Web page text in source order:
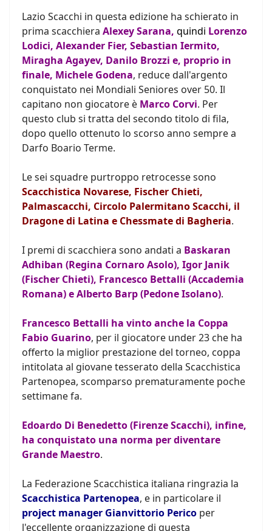
Lazio Scacchi in questa edizione ha schierato in
prima scacchiera Alexey Sarana, quindi Lorenzo
Lodici, Alexander Fier, Sebastian Iermito,
Miragha Agayev, Danilo Brozzi e, proprio in
finale, Michele Godena, reduce dall'argento
conquistato nei Mondiali Seniores over 50. Il
capitano non giocatore è Marco Corvi. Per
questo club si tratta del secondo titolo di fila,
dopo quello ottenuto lo scorso anno sempre a
Darfo Boario Terme.
Le sei squadre purtroppo retrocesse sono
Scacchistica Novarese, Fischer Chieti,
Palmascacchi, Circolo Palermitano Scacchi, il
Dragone di Latina e Chessmate di Bagheria.
I premi di scacchiera sono andati a Baskaran
Adhiban (Regina Cornaro Asolo), Igor Janik
(Fischer Chieti), Francesco Bettalli (Accademia
Romana) e Alberto Barp (Pedone Isolano).
Francesco Bettalli ha vinto anche la Coppa
Fabio Guarino, per il giocatore under 23 che ha
offerto la miglior prestazione del torneo, coppa
intitolata al giovane tesserato della Scacchistica
Partenopea, scomparso prematuramente poche
settimane fa.
Edoardo Di Benedetto (Firenze Scacchi), infine,
ha conquistato una norma per diventare
Grande Maestro.
La Federazione Scacchistica italiana ringrazia la
Scacchistica Partenopea, e in particolare il
project manager Gianvittorio Perico per
l'eccellente organizzazione di questa